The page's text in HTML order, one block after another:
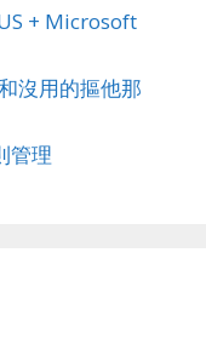
+ Microsoft
沒用的摳他那
管理